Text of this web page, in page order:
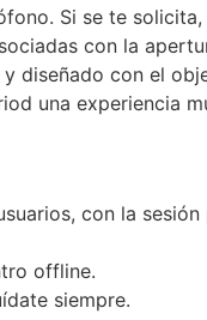
Si se te
con la
diseñado con el
una experiencia
con la
offline.
siempre.